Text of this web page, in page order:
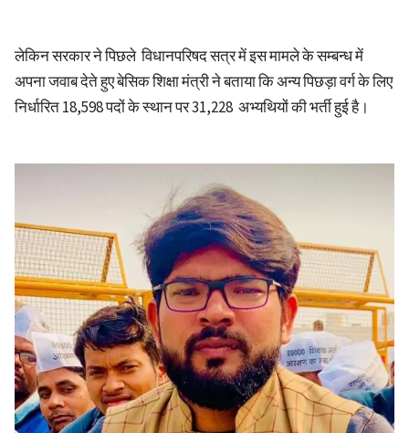
लेकिन सरकार ने पिछले विधानपरिषद सत्र में इस मामले के सम्बन्ध में
अपना जवाब देते हुए बेसिक शिक्षा मंत्री ने बताया कि अन्य पिछड़ा वर्ग के लिए
निर्धारित 18,598 पदों के स्थान पर 31,228 अभ्यथियों की भर्ती हुई है।